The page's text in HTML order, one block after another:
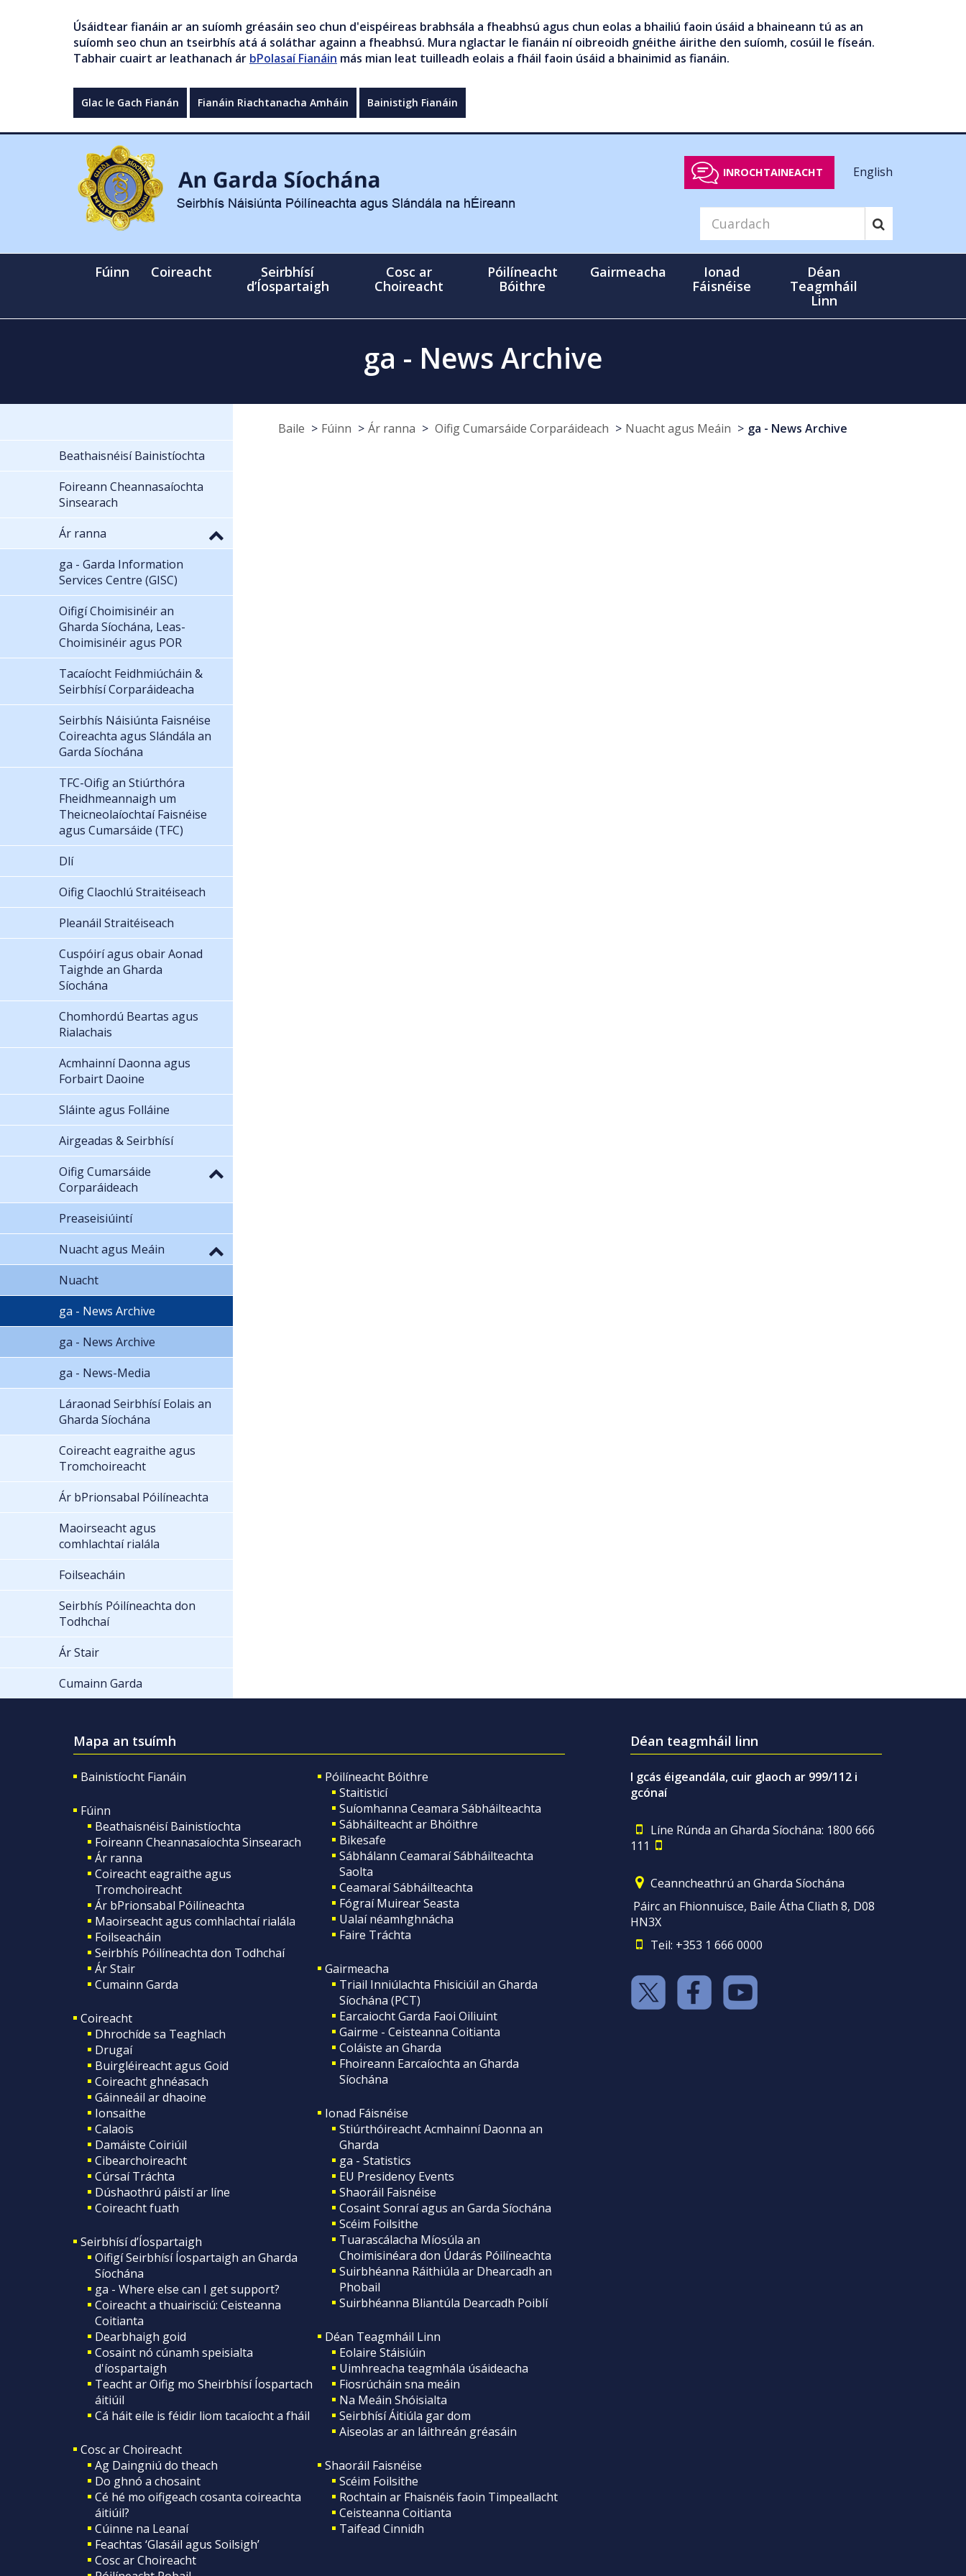
Úsáidtear fianáin ar an suíomh gréasáin seo chun d'eispéireas brabhsála a fheabhsú agus chun eolas a bhailiú faoin úsáid a bhaineann tú as an
suíomh seo chun an tseirbhís atá á soláthar againn a fheabhsú. Mura nglactar le fianáin ní oibreoidh gnéithe áirithe den suíomh, cosúil le físeán.
Tabhair cuairt ar leathanach ár bPolasaí Fianáin más mian leat tuilleadh eolais a fháil faoin úsáid a bhainimid as fianáin.
Glac le Gach Fianán Fianáin Riachtanacha Amháin Bainistigh Fianáin
INROCHTAINEACHT English
Fúinn Coireacht
Seirbhísí
d’Íospartaigh
Cosc ar
Choireacht
Póilíneacht
Bóithre
Gairmeacha
Ionad
Fáisnéise
Déan
Teagmháil
Linn
ga - News Archive
Baile Fúinn Ár ranna Oifig Cumarsáide Corparáideach Nuacht agus Meáin
ga - News Archive
Beathaisnéisí Bainistíochta
Foireann Cheannasaíochta
Sinsearach
Ár ranna
ga - Garda Information
Services Centre (GISC)
Oifigí Choimisinéir an
Gharda Síochána, Leas-
Choimisinéir agus POR
Tacaíocht Feidhmiúcháin &
Seirbhísí Corparáideacha
Seirbhís Náisiúnta Faisnéise
Coireachta agus Slándála an
Garda Síochána
TFC-Oifig an Stiúrthóra
Fheidhmeannaigh um
Theicneolaíochtaí Faisnéise
agus Cumarsáide (TFC)
Dlí
Oifig Claochlú Straitéiseach
Pleanáil Straitéiseach
Cuspóirí agus obair Aonad
Taighde an Gharda
Síochána
Chomhordú Beartas agus
Rialachais
Acmhainní Daonna agus
Forbairt Daoine
Sláinte agus Folláine
Airgeadas & Seirbhísí
Oifig Cumarsáide
Corparáideach
Preaseisiúintí
Nuacht agus Meáin
Nuacht
ga - News Archive
ga - News Archive
ga - News-Media
Láraonad Seirbhísí Eolais an
Gharda Síochána
Coireacht eagraithe agus
Tromchoireacht
Ár bPrionsabal Póilíneachta
Maoirseacht agus
comhlachtaí rialála
Foilseacháin
Seirbhís Póilíneachta don
Todhchaí
Ár Stair
Cumainn Garda
Mapa an tsuímh
Bainistíocht Fianáin
Fúinn
Beathaisnéisí Bainistíochta
Foireann Cheannasaíochta Sinsearach
Ár ranna
Coireacht eagraithe agus
Tromchoireacht
Ár bPrionsabal Póilíneachta
Maoirseacht agus comhlachtaí rialála
Foilseacháin
Seirbhís Póilíneachta don Todhchaí
Ár Stair
Cumainn Garda
Coireacht
Dhrochíde sa Teaghlach
Drugaí
Buirgléireacht agus Goid
Coireacht ghnéasach
Gáinneáil ar dhaoine
Ionsaithe
Calaois
Damáiste Coiriúil
Cibearchoireacht
Cúrsaí Tráchta
Dúshaothrú páistí ar líne
Coireacht fuath
Seirbhísí d’Íospartaigh
Oifigí Seirbhísí Íospartaigh an Gharda
Síochána
ga - Where else can I get support?
Coireacht a thuairisciú: Ceisteanna
Coitianta
Dearbhaigh goid
Cosaint nó cúnamh speisialta
d'íospartaigh
Teacht ar Oifig mo Sheirbhísí Íospartach
áitiúil
Cá háit eile is féidir liom tacaíocht a fháil
Cosc ar Choireacht
Ag Daingniú do theach
Do ghnó a chosaint
Cé hé mo oifigeach cosanta coireachta
áitiúil?
Cúinne na Leanaí
Feachtas ‘Glasáil agus Soilsigh’
Cosc ar Choireacht
Póilíneacht Bóithre
Staitisticí
Suíomhanna Ceamara Sábháilteachta
Sábháilteacht ar Bhóithre
Bikesafe
Sábhálann Ceamaraí Sábháilteachta
Saolta
Ceamaraí Sábháilteachta
Fógraí Muirear Seasta
Ualaí néamhghnácha
Faire Tráchta
Gairmeacha
Triail Inniúlachta Fhisiciúil an Gharda
Síochána (PCT)
Earcaiocht Garda Faoi Oiliuint
Gairme - Ceisteanna Coitianta
Coláiste an Gharda
Fhoireann Earcaíochta an Gharda
Síochána
Ionad Fáisnéise
Stiúrthóireacht Acmhainní Daonna an
Gharda
ga - Statistics
EU Presidency Events
Shaoráil Faisnéise
Cosaint Sonraí agus an Garda Síochána
Scéim Foilsithe
Tuarascálacha Míosúla an
Choimisinéara don Údarás Póilíneachta
Suirbhéanna Ráithiúla ar Dhearcadh an
Phobail
Suirbhéanna Bliantúla Dearcadh Poiblí
Déan Teagmháil Linn
Eolaire Stáisiúin
Uimhreacha teagmhála úsáideacha
Fiosrúcháin sna meáin
Na Meáin Shóisialta
Seirbhísí Áitiúla gar dom
Aiseolas ar an láithreán gréasáin
Shaoráil Faisnéise
Scéim Foilsithe
Rochtain ar Fhaisnéis faoin Timpeallacht
Ceisteanna Coitianta
Taifead Cinnidh
Déan teagmháil linn
I gcás éigeandála, cuir glaoch ar 999/112 i
gcónaí
Líne Rúnda an Gharda Síochána: 1800 666
111
Ceanncheathrú an Gharda Síochána
Páirc an Fhionnuisce, Baile Átha Cliath 8, D08
HN3X
Teil: +353 1 666 0000